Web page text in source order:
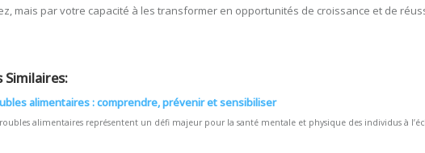
mais par votre capacité à les transformer en opportunités de croissance et de
Similaires:
alimentaires : comprendre, prévenir et sensibiliser
alimentaires représentent un défi majeur pour la santé mentale et physique des individus à